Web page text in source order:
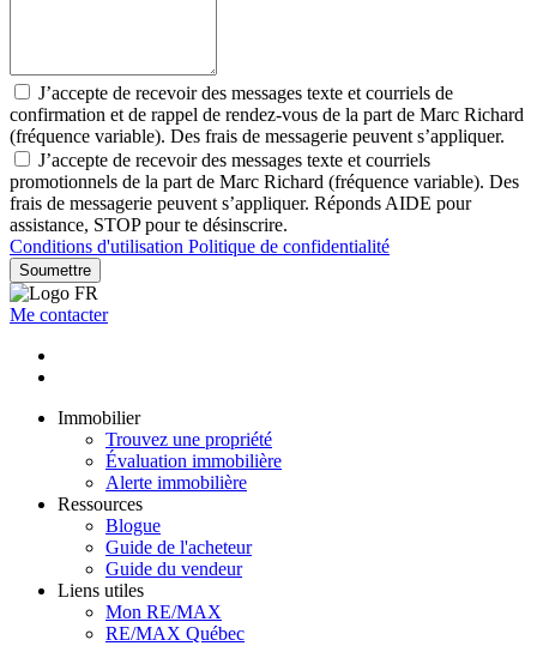
J’accepte de recevoir des messages texte et courriels de
confirmation et de rappel de rendez-vous de la part de Marc Richard
(fréquence variable). Des frais de messagerie peuvent s’appliquer.
J’accepte de recevoir des messages texte et courriels
promotionnels de la part de Marc Richard (fréquence variable). Des
frais de messagerie peuvent s’appliquer. Réponds AIDE pour
assistance, STOP pour te désinscrire.
Conditions d'utilisation Politique de confidentialité
Soumettre
Me contacter
Immobilier
Trouvez une propriété
Évaluation immobilière
Alerte immobilière
Ressources
Blogue
Guide de l'acheteur
Guide du vendeur
Liens utiles
Mon RE/MAX
RE/MAX Québec